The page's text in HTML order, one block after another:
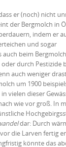
er (noch) nicht
der Bergmolch in
indem er
und sogar
beim
durch Pestizide
auch weniger
um 1900
vielen dieser
wie vor groß. In
dar: Durch
die Larven fertig
könnte das